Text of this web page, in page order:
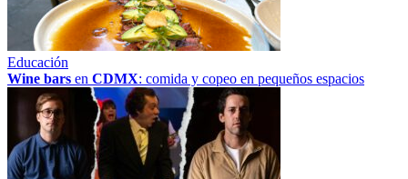
Educación
Wine bars en CDMX: comida y copeo en pequeños espacios